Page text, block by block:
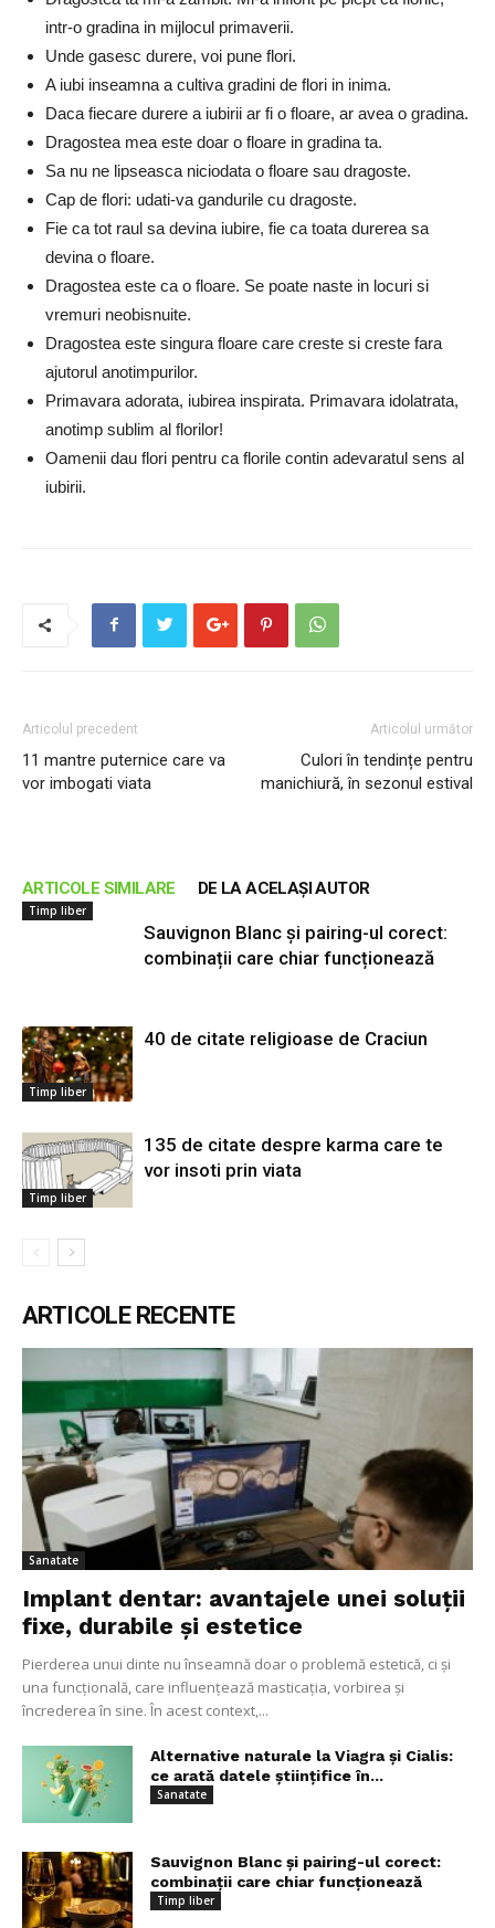
intr-o gradina in mijlocul primaverii.
Unde gasesc durere, voi pune flori.
A iubi inseamna a cultiva gradini de flori in inima.
Daca fiecare durere a iubirii ar fi o floare, ar avea o gradina.
Dragostea mea este doar o floare in gradina ta.
Sa nu ne lipseasca niciodata o floare sau dragoste.
Cap de flori: udati-va gandurile cu dragoste.
Fie ca tot raul sa devina iubire, fie ca toata durerea sa
devina o floare.
Dragostea este ca o floare. Se poate naste in locuri si
vremuri neobisnuite.
Dragostea este singura floare care creste si creste fara
ajutorul anotimpurilor.
Primavara adorata, iubirea inspirata. Primavara idolatrata,
anotimp sublim al florilor!
Oamenii dau flori pentru ca florile contin adevaratul sens al
iubirii.
Articolul precedent
11 mantre puternice care va
vor imbogati viata
Articolul următor
Culori în tendințe pentru
manichiură, în sezonul estival
ARTICOLE SIMILARE DE LA ACELAȘI AUTOR
Timp liber
Sauvignon Blanc și pairing-ul corect:
combinații care chiar funcționează
Timp liber
40 de citate religioase de Craciun
Timp liber
135 de citate despre karma care te
vor insoti prin viata
ARTICOLE RECENTE
Sanatate
Implant dentar: avantajele unei soluții
fixe, durabile și estetice
Pierderea unui dinte nu înseamnă doar o problemă estetică, ci și
una funcțională, care influențează masticația, vorbirea și
încrederea în sine. În acest context,...
Alternative naturale la Viagra și Cialis:
ce arată datele științifice în...
Sanatate
Sauvignon Blanc și pairing-ul corect:
combinații care chiar funcționează
Timp liber